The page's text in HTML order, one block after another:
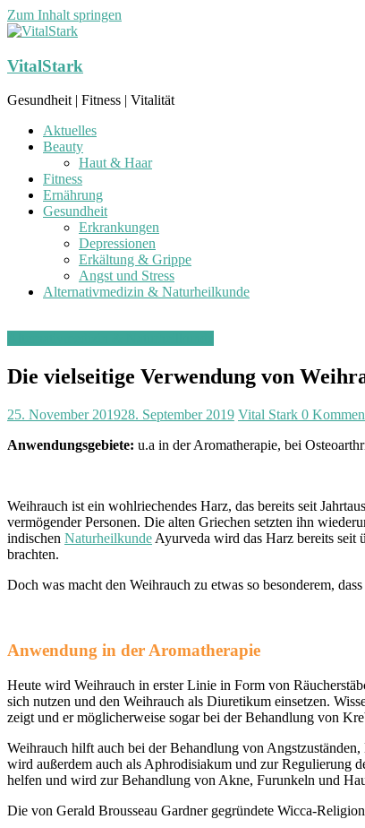
Zum Inhalt springen
VitalStark
Gesundheit | Fitness | Vitalität
Aktuelles
Beauty
Haut & Haar
Fitness
Ernährung
Gesundheit
Erkrankungen
Depressionen
Erkältung & Grippe
Angst und Stress
Alternativmedizin & Naturheilkunde
Die vielseitige Verwendung von
25. November 201928. September 2019 Vital Stark 0
Anwendungsgebiete: u.a in der Aromatherapie, bei
Weihrauch ist ein wohlriechendes Harz, das bereits seit
vermögender Personen. Die alten Griechen setzten ihn
indischen Naturheilkunde Ayurveda wird das Harz bereits seit
brachten.
Doch was macht den Weihrauch zu etwas so besonderem,
Anwendung in der Aromatherapie
Heute wird Weihrauch in erster Linie in Form von
sich nutzen und den Weihrauch als Diuretikum einsetzen.
zeigt und er möglicherweise sogar bei der Behandlung von
Weihrauch hilft auch bei der Behandlung von
wird außerdem auch als Aphrodisiakum und zur Regulierung
helfen und wird zur Behandlung von Akne, Furunkeln und
Die von Gerald Brousseau Gardner gegründete Wicca-